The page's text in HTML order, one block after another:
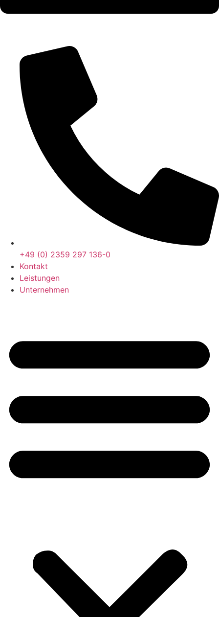
+49 (0) 2359 297 136-0
Kontakt
Leistungen
Unternehmen